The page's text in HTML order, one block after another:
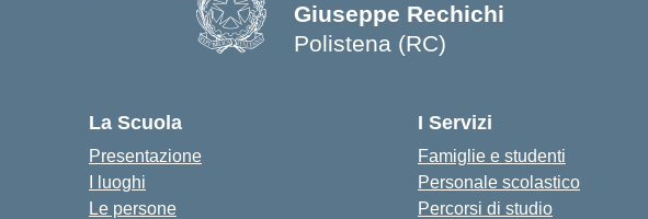
Giuseppe Rechichi
Polistena (RC)
La Scuola
Presentazione
I luoghi
Le persone
I Servizi
Famiglie e studenti
Personale scolastico
Percorsi di studio